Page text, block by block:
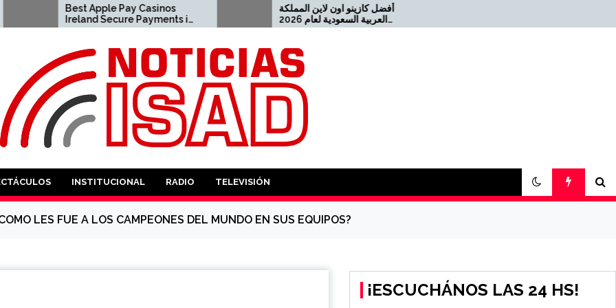
Apple Pay Casinos
Secure Payments in
2023-04-23 apple pay
أفضل كازينو اون لاين المملكة
2021-08-04 كازينو USDT
INSTITUCIONAL RADIO TELEVISIÓN
LES FUE A LOS CAMPEONES DEL MUNDO EN SUS EQUIPOS?
¡ESCUCHÁNOS LAS 24 HS!